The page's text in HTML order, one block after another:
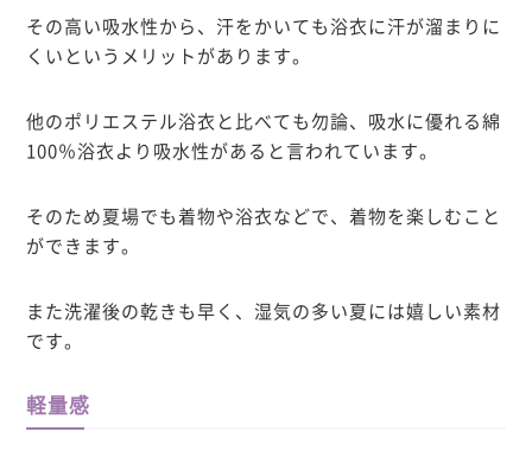
その高い吸水性から、汗をかいても浴衣に汗が溜まりに
くいというメリットがあります。
他のポリエステル浴衣と比べても勿論、吸水に優れる綿
100％浴衣より吸水性があると言われています。
そのため夏場でも着物や浴衣などで、着物を楽しむこと
ができます。
また洗濯後の乾きも早く、湿気の多い夏には嬉しい素材
です。
軽量感